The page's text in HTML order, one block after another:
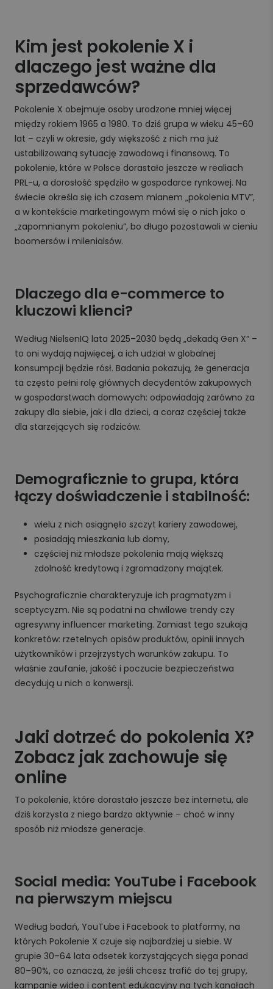
Kim jest pokolenie X i
dlaczego jest ważne dla
sprzedawców?
Pokolenie X obejmuje osoby urodzone mniej więcej
między rokiem 1965 a 1980. To dziś grupa w wieku 45–60
lat – czyli w okresie, gdy większość z nich ma już
ustabilizowaną sytuację zawodową i finansową. To
pokolenie, które w Polsce dorastało jeszcze w realiach
PRL-u, a dorosłość spędziło w gospodarce rynkowej. Na
świecie określa się ich czasem mianem „pokolenia MTV”,
a w kontekście marketingowym mówi się o nich jako o
„zapomnianym pokoleniu”, bo długo pozostawali w cieniu
boomersów i milenialsów.
Dlaczego dla e-commerce to
kluczowi klienci?
Według NielsenIQ lata 2025–2030 będą „dekadą Gen X” –
to oni wydają najwięcej, a ich udział w globalnej
konsumpcji będzie rósł. Badania pokazują, że generacja
ta często pełni rolę głównych decydentów zakupowych
w gospodarstwach domowych: odpowiadają zarówno za
zakupy dla siebie, jak i dla dzieci, a coraz częściej także
dla starzejących się rodziców.
Demograficznie to grupa, która
łączy doświadczenie i stabilność:
wielu z nich osiągnęło szczyt kariery zawodowej,
posiadają mieszkania lub domy,
częściej niż młodsze pokolenia mają większą
zdolność kredytową i zgromadzony majątek.
Psychograficznie charakteryzuje ich pragmatyzm i
sceptycyzm. Nie są podatni na chwilowe trendy czy
agresywny influencer marketing. Zamiast tego szukają
konkretów: rzetelnych opisów produktów, opinii innych
użytkowników i przejrzystych warunków zakupu. To
właśnie zaufanie, jakość i poczucie bezpieczeństwa
decydują u nich o konwersji.
Jaki dotrzeć do pokolenia X?
Zobacz jak zachowuje się
online
To pokolenie, które dorastało jeszcze bez internetu, ale
dziś korzysta z niego bardzo aktywnie – choć w inny
sposób niż młodsze generacje.
Social media: YouTube i Facebook
na pierwszym miejscu
Według badań, YouTube i Facebook to platformy, na
których Pokolenie X czuje się najbardziej u siebie. W
grupie 30–64 lata odsetek korzystających sięga ponad
80–90%, co oznacza, że jeśli chcesz trafić do tej grupy,
kampanie wideo i content edukacyjny na tych kanałach